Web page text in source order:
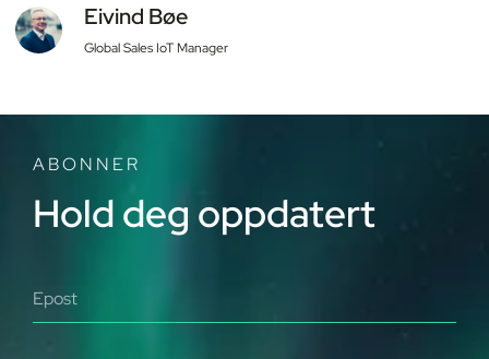
Eivind Bøe
Global Sales IoT Manager
ABONNER
Hold deg oppdatert